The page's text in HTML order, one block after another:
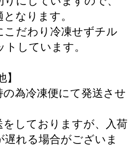
なります。
こだわり冷凍せずチル
トしています。
為冷凍便にて発送させ
をしておりますが、入荷
れる場合がございま